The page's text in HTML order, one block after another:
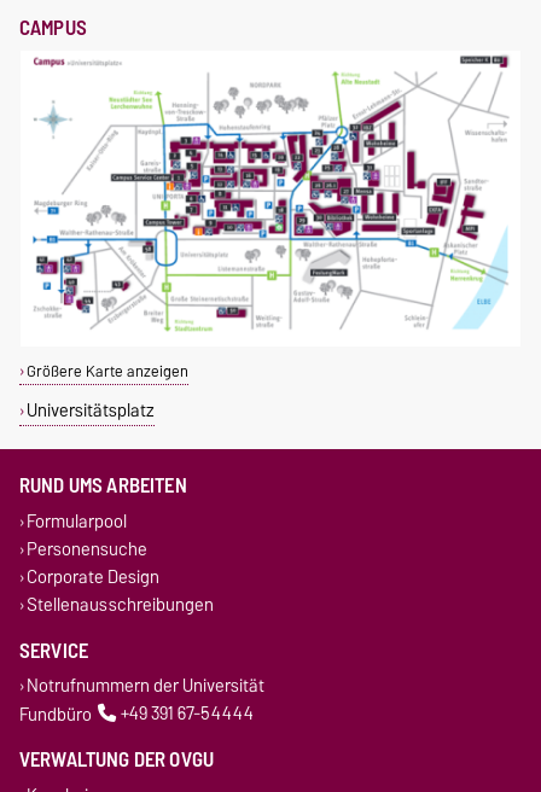
CAMPUS
Größere Karte anzeigen
Universitätsplatz
RUND UMS ARBEITEN
Formularpool
Personensuche
Corporate Design
Stellenausschreibungen
SERVICE
Notrufnummern der Universität
Fundbüro
+49 391 67-54444
VERWALTUNG DER OVGU